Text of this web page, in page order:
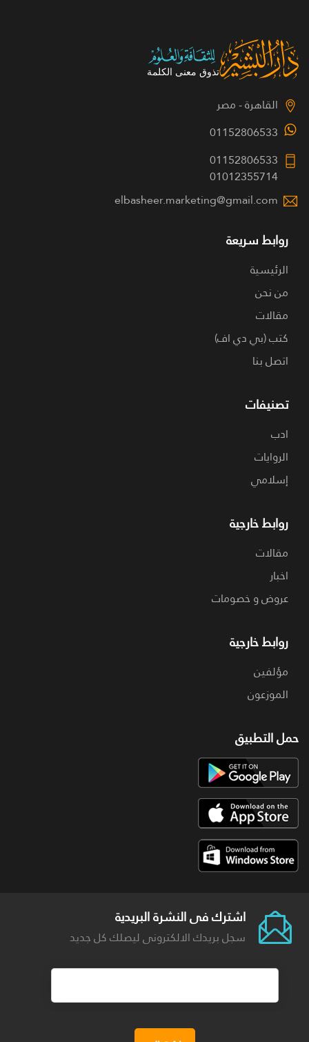
القاهرة - مصر
01152806533
01152806533
01012355714
elbasheer.marketing@gmail.com
روابط سريعة
الرئيسية
من نحن
مقالات
كتب (بي دي اف)
اتصل بنا
تصنيفات
ادب
الروايات
إسلامي
روابط خارجية
مقالات
اخبار
عروض و خصومات
روابط خارجية
مؤلفين
الموزعون
حمل التطبيق
اشترك فى النشرة البريدية
سجل بريدك الالكترونى ليصلك كل جديد